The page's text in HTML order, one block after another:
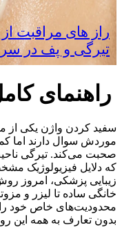
راز های مراقبت
تیرگی و پف در
راهنمای
سفید کردن واژن یکی از
موردش سوال دارند اما
صحبت می‌کند. تیرگی
که دلایل فیزیولوژیک
زیبایی پزشکی، امروز
خانگی ساده تا لیزر و
محدودیت‌های خاص خود را
بدون تعارف به همه این